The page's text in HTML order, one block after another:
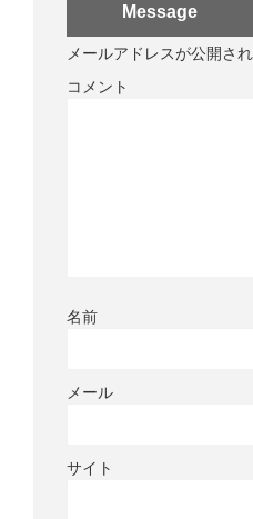
Message
メールアドレスが公開さ
コメント
名前
メール
サイト